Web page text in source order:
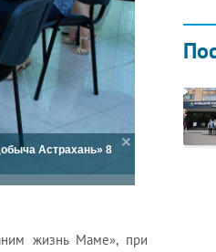
Астрахань» 8
жизнь Маме», при